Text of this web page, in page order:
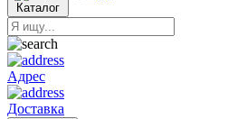
Каталог
Адрес
Доставка